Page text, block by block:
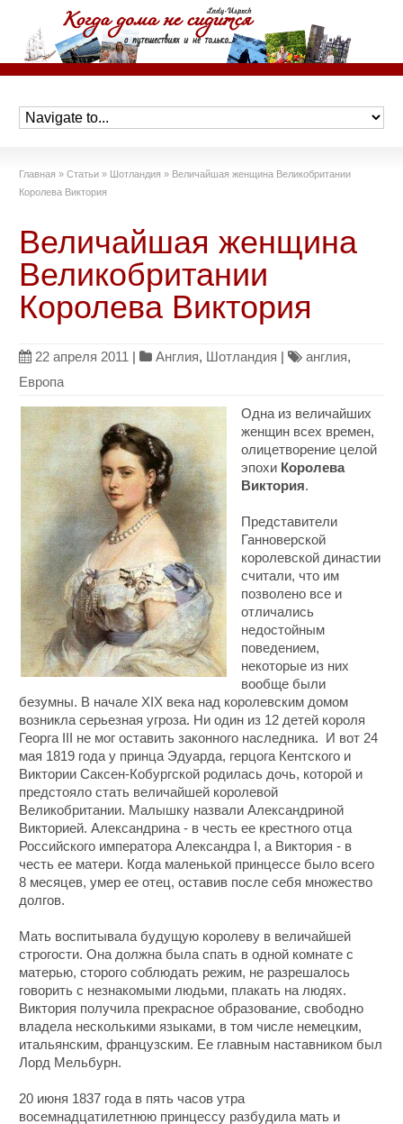
Главная » Статьи » Шотландия » Величайшая женщина Великобритании
Королева Виктория
Величайшая женщина
Великобритании
Королева Виктория
22 апреля 2011 | Англия, Шотландия | англия,
Европа
Одна из величайших
женщин всех времен,
олицетворение целой
эпохи Королева
Виктория.
Представители
Ганноверской
королевской династии
считали, что им
позволено все и
отличались
недостойным
поведением,
некоторые из них
вообще были
безумны. В начале XIX века над королевским домом
возникла серьезная угроза. Ни один из 12 детей короля
Георга III не мог оставить законного наследника. И вот 24
мая 1819 года у принца Эдуарда, герцога Кентского и
Виктории Саксен-Кобургской родилась дочь, которой и
предстояло стать величайшей королевой
Великобритании. Малышку назвали Александриной
Викторией. Александрина - в честь ее крестного отца
Российского императора Александра I, а Виктория - в
честь ее матери. Когда маленькой принцессе было всего
8 месяцев, умер ее отец, оставив после себя множество
долгов.
Мать воспитывала будущую королеву в величайшей
строгости. Она должна была спать в одной комнате с
матерью, сторого соблюдать режим, не разрешалось
говорить с незнакомыми людьми, плакать на людях.
Виктория получила прекрасное образование, свободно
владела несколькими языками, в том числе немецким,
итальянским, французским. Ее главным наставником был
Лорд Мельбурн.
20 июня 1837 года в пять часов утра
восемнадцатилетнюю принцессу разбудила мать и